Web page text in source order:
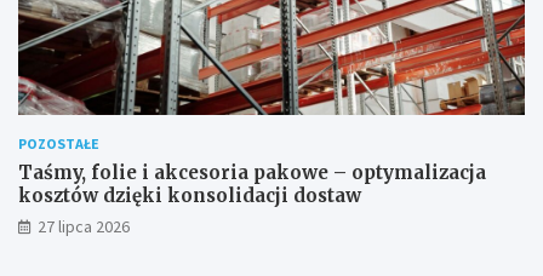
POZOSTAŁE
Taśmy, folie i akcesoria pakowe – optymalizacja
kosztów dzięki konsolidacji dostaw
27 lipca 2026